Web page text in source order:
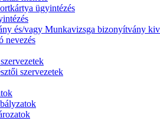
ügyintézés
és/vagy Munkavizsga bizonyítvány
nevezés
szervezetek